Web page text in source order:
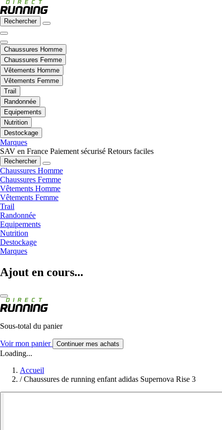
Rechercher
Chaussures Homme
Chaussures Femme
Vêtements Homme
Vêtements Femme
Trail
Randonnée
Equipements
Nutrition
Destockage
Marques
SAV en France Paiement sécurisé Retours faciles
Rechercher
Chaussures Homme
Chaussures Femme
Vêtements Homme
Vêtements Femme
Trail
Randonnée
Equipements
Nutrition
Destockage
Marques
Ajout en cours...
Sous-total du panier
Voir mon panier Continuer mes achats
Loading...
Accueil
/ Chaussures de running enfant adidas Supernova Rise 3